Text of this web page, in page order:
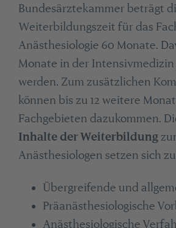
Bundesärztekammer beträgt
Weiterbildungszeit für das
Anästhesiologie 60 Monate.
Monate in der
werden. Zum zusätzlichen
können bis zu 12 weitere
Fachgebieten dazukommen.
Inhalte der Weiterbildung
Anästhesiologen setzen sich
Übergreifende und
Präanästhesiologische
Anästhesiologische